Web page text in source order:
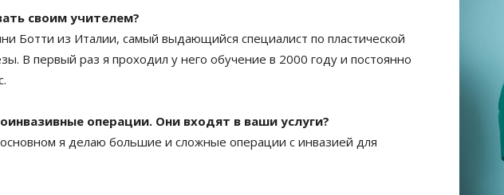
своим учителем?
Ботти из Италии, самый выдающийся специалист по пластической
В первый раз я проходил у него обучение в 2000 году и постоянно
операции. Они входят в ваши услуги?
я делаю большие и сложные операции с инвазией для